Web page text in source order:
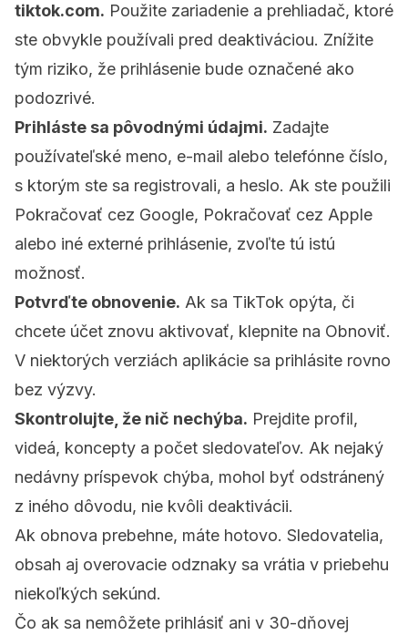
tiktok.com. Použite zariadenie a prehliadač, ktoré
ste obvykle používali pred deaktiváciou. Znížite
tým riziko, že prihlásenie bude označené ako
podozrivé.
Prihláste sa pôvodnými údajmi. Zadajte
používateľské meno, e-mail alebo telefónne číslo,
s ktorým ste sa registrovali, a heslo. Ak ste použili
Pokračovať cez Google, Pokračovať cez Apple
alebo iné externé prihlásenie, zvoľte tú istú
možnosť.
Potvrďte obnovenie. Ak sa TikTok opýta, či
chcete účet znovu aktivovať, klepnite na Obnoviť.
V niektorých verziách aplikácie sa prihlásite rovno
bez výzvy.
Skontrolujte, že nič nechýba. Prejdite profil,
videá, koncepty a počet sledovateľov. Ak nejaký
nedávny príspevok chýba, mohol byť odstránený
z iného dôvodu, nie kvôli deaktivácii.
Ak obnova prebehne, máte hotovo. Sledovatelia,
obsah aj overovacie odznaky sa vrátia v priebehu
niekoľkých sekúnd.
Čo ak sa nemôžete prihlásiť ani v 30-dňovej